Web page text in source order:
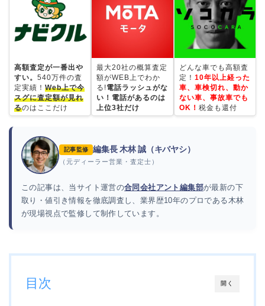
高額査定が一番出や
すい。 540万件の査
定実績！ Web上で今
スグに査定額が見れ
るのはここだけ
最大20社の概算査定
額がWEB上でわか
る!電話ラッシュがな
い！電話があるのは
上位3社だけ
どんな車でも高額査
定！ 10年以上経った
車、車検切れ、動か
ない車、事故車でも
OK！ 税金も還付
記事監修 編集長 木林 誠（キバヤシ）
（元ディーラー営業・査定士）
この記事は、当サイト運営の合同会社アント編集部が最新の下
取り・値引き情報を徹底調査し、業界歴10年のプロである木林
が現場視点で監修して制作しています。
開く
目次